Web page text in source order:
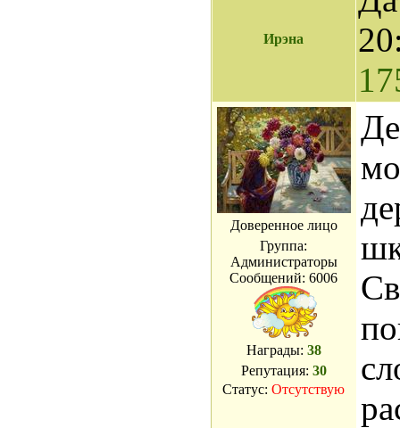
Ирэна
Доверенное лицо
Группа:
Администраторы
Сообщений:6006
Награды: 38
Репутация: 30
Статус:Отсутствую